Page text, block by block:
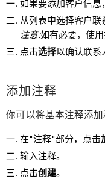
如果要添加客户信息
从列表中选择客户联
注意:如有必要，使用
点击选择以确认联系
添加注释
你可以将基本注释添加
在"注释"部分，点击
输入注释。
点击创建。